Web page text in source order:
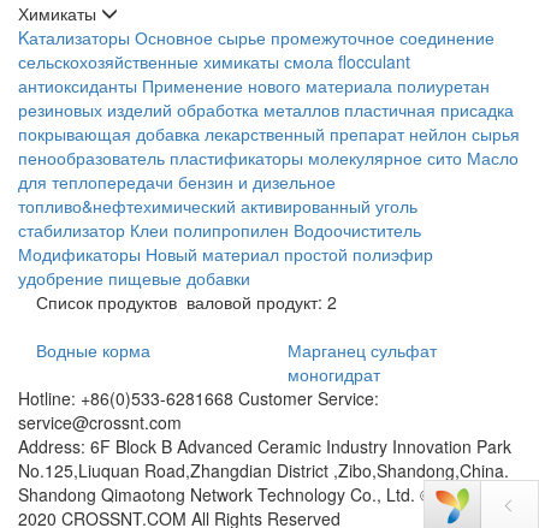
Химикаты
Kатализаторы Основное сырье промежуточное соединение
сельскохозяйственные химикаты смола flocculant
антиоксиданты Применение нового материала полиуретан
резиновых изделий обработка металлов пластичная присадка
покрывающая добавка лекарственный препарат нейлон сырья
пенообразователь пластификаторы молекулярное сито Масло
для теплопередачи бензин и дизельное
топливо&нефтехимический активированный уголь
стабилизатор Клеи полипропилен Водоочиститель
Модификаторы Новый материал простой полиэфир
удобрение пищевые добавки
Список продуктов валовой продукт: 2
Водные корма
Марганец сульфат
моногидрат
Hotline: +86(0)533-6281668 Customer Service:
service@crossnt.com
Address: 6F Block B Advanced Ceramic Industry Innovation Park
No.125,Liuquan Road,Zhangdian District ,Zibo,Shandong,China.
Shandong Qimaotong Network Technology Co., Ltd. © Qimaotong
2020 CROSSNT.COM All Rights Reserved